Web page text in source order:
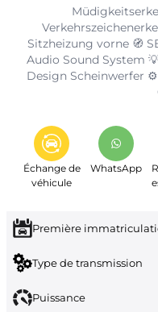
Sitzheizung vorne 🧭
Audio Sound System
Design Scheinwerfer
Échange de
véhicule
WhatsApp
Première
Type de transmission
Puissance